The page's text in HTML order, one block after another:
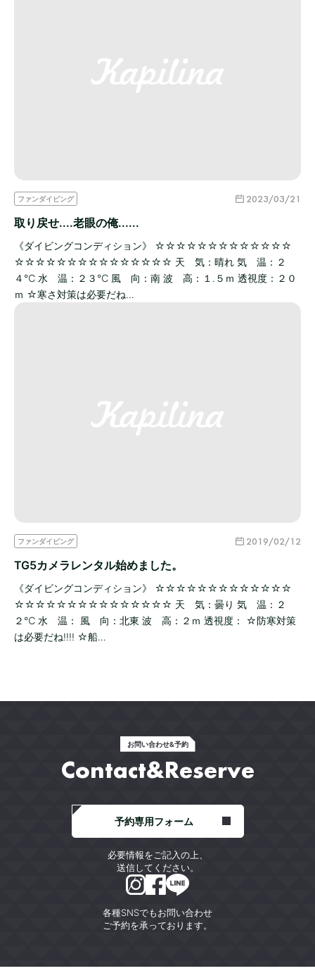
ファンダイビング 2023/03/21
取り戻せ....老眼の俺......
《ダイビングコンディション》 ☆☆☆☆☆☆☆☆☆☆☆☆☆
☆☆☆☆☆☆☆☆☆☆☆☆☆☆☆ 天 気：晴れ 気 温：２
４℃ 水 温：２３℃ 風 向：南 波 高：１.５ｍ 透視度：２０
ｍ ☆寒さ対策は必要だね…
ファンダイビング 2019/02/12
TG5カメラレンタル始めました。
《ダイビングコンディション》 ☆☆☆☆☆☆☆☆☆☆☆☆☆
☆☆☆☆☆☆☆☆☆☆☆☆☆☆☆ 天 気：曇り 気 温：２
２℃ 水 温： 風 向：北東 波 高：２ｍ 透視度： ☆防寒対策
は必要だね!!!! ☆船…
お問い合わせ&予約
Contact&Reserve
各種SNSでもお問い合わせ
ご予約を承っております。
予約専用フォーム
必要情報をご記入の上、
送信してください。